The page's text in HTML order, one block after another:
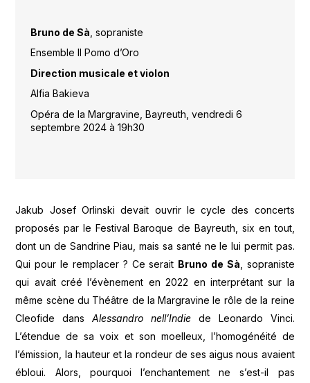
Bruno de Sà , sopraniste
Ensemble Il Pomo d’Oro
Direction musicale et violon
Alfia Bakieva
Opéra de la Margravine, Bayreuth, vendredi 6
septembre 2024 à 19h30
Jakub Josef Orlinski devait ouvrir le cycle des concerts
proposés par le Festival Baroque de Bayreuth, six en tout,
dont un de Sandrine Piau, mais sa santé ne le lui permit pas.
Qui pour le remplacer ? Ce serait Bruno de Sà , sopraniste
qui avait créé l’évènement en 2022 en interprétant sur la
même scène du Théâtre de la Margravine le rôle de la reine
Cleofide dansAlessandro nell’Indie de Leonardo Vinci.
L’étendue de sa voix et son moelleux, l’homogénéité de
l’émission, la hauteur et la rondeur de ses aigus nous avaient
ébloui. Alors, pourquoi l’enchantement ne s’est-il pas